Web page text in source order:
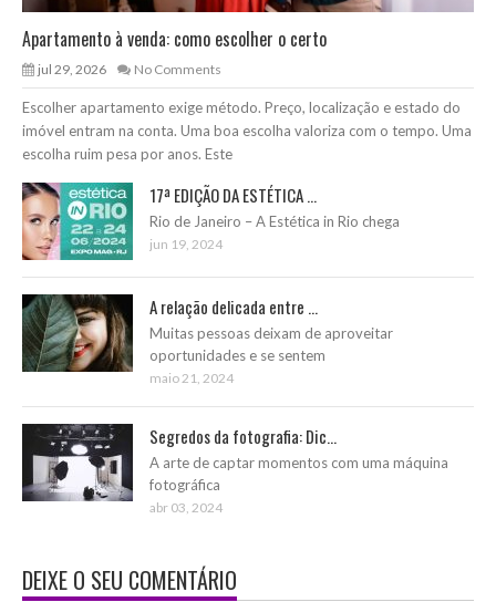
Apartamento à venda: como escolher o certo
jul 29, 2026 No Comments
Escolher apartamento exige método. Preço, localização e estado do
imóvel entram na conta. Uma boa escolha valoriza com o tempo. Uma
escolha ruim pesa por anos. Este
17ª EDIÇÃO DA ESTÉTICA ...
Rio de Janeiro – A Estética in Rio chega
jun 19, 2024
A relação delicada entre ...
Muitas pessoas deixam de aproveitar
oportunidades e se sentem
maio 21, 2024
Segredos da fotografia: Dic...
A arte de captar momentos com uma máquina
fotográfica
abr 03, 2024
DEIXE O SEU COMENTÁRIO